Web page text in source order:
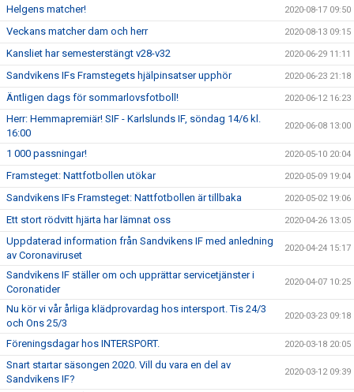
Helgens matcher! 2020-08-17 09:50
Veckans matcher dam och herr 2020-08-13 09:15
Kansliet har semesterstängt v28-v32 2020-06-29 11:11
Sandvikens IFs Framstegets hjälpinsatser upphör 2020-06-23 21:18
Äntligen dags för sommarlovsfotboll! 2020-06-12 16:23
Herr: Hemmapremiär! SIF - Karlslunds IF, söndag 14/6 kl.
16:00
2020-06-08 13:00
1 000 passningar! 2020-05-10 20:04
Framsteget: Nattfotbollen utökar 2020-05-09 19:04
Sandvikens IFs Framsteget: Nattfotbollen är tillbaka 2020-05-02 19:06
Ett stort rödvitt hjärta har lämnat oss 2020-04-26 13:05
Uppdaterad information från Sandvikens IF med anledning
av Coronaviruset
2020-04-24 15:17
Sandvikens IF ställer om och upprättar servicetjänster i
Coronatider
2020-04-07 10:25
Nu kör vi vår årliga klädprovardag hos intersport. Tis 24/3
och Ons 25/3
2020-03-23 09:18
Föreningsdagar hos INTERSPORT. 2020-03-18 20:05
Snart startar säsongen 2020. Vill du vara en del av
Sandvikens IF?
2020-03-12 09:39